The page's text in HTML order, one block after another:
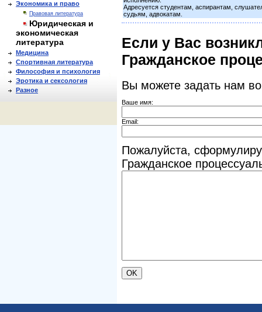
Экономика и право
Правовая литература
Юридическая и
экономическая
литература
Медицина
Спортивная литература
Философия и психология
Эротика и сексология
Разное
Адресуется студентам, аспирантам,
судьям, адвокатам.
Если у Вас
Гражданское
Вы можете задать нам
Ваше имя:
Email:
Пожалуйста,
Гражданское